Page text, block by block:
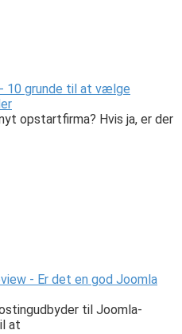
10 grunde til at vælge
opstartfirma? Hvis ja, er der
- Er det en god Joomla
til Joomla-
at